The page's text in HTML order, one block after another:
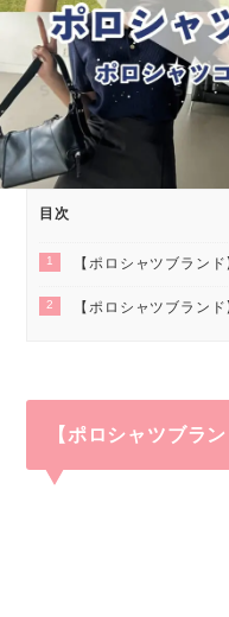
目次
1 【ポロシャツブラン
2 【ポロシャツブラン
【ポロシャツブラ